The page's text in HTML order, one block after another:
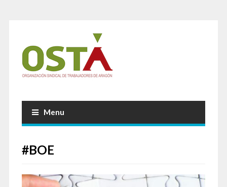
Menu
#BOE